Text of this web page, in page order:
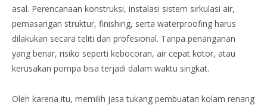
asal. Perencanaan konstruksi, instalasi sistem sirkulasi air,
pemasangan struktur, finishing, serta waterproofing harus
dilakukan secara teliti dan profesional. Tanpa penanganan
yang benar, risiko seperti kebocoran, air cepat kotor, atau
kerusakan pompa bisa terjadi dalam waktu singkat.
Oleh karena itu, memilih jasa tukang pembuatan kolam renang